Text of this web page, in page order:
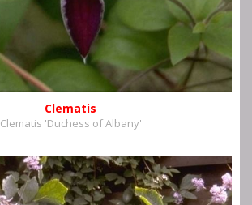
Clematis
Clematis 'Duchess of Albany'